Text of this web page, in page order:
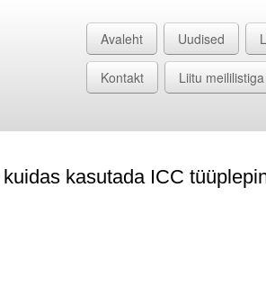
Avaleht Uudised
Kontakt Liitu meililistiga
kasutada ICC